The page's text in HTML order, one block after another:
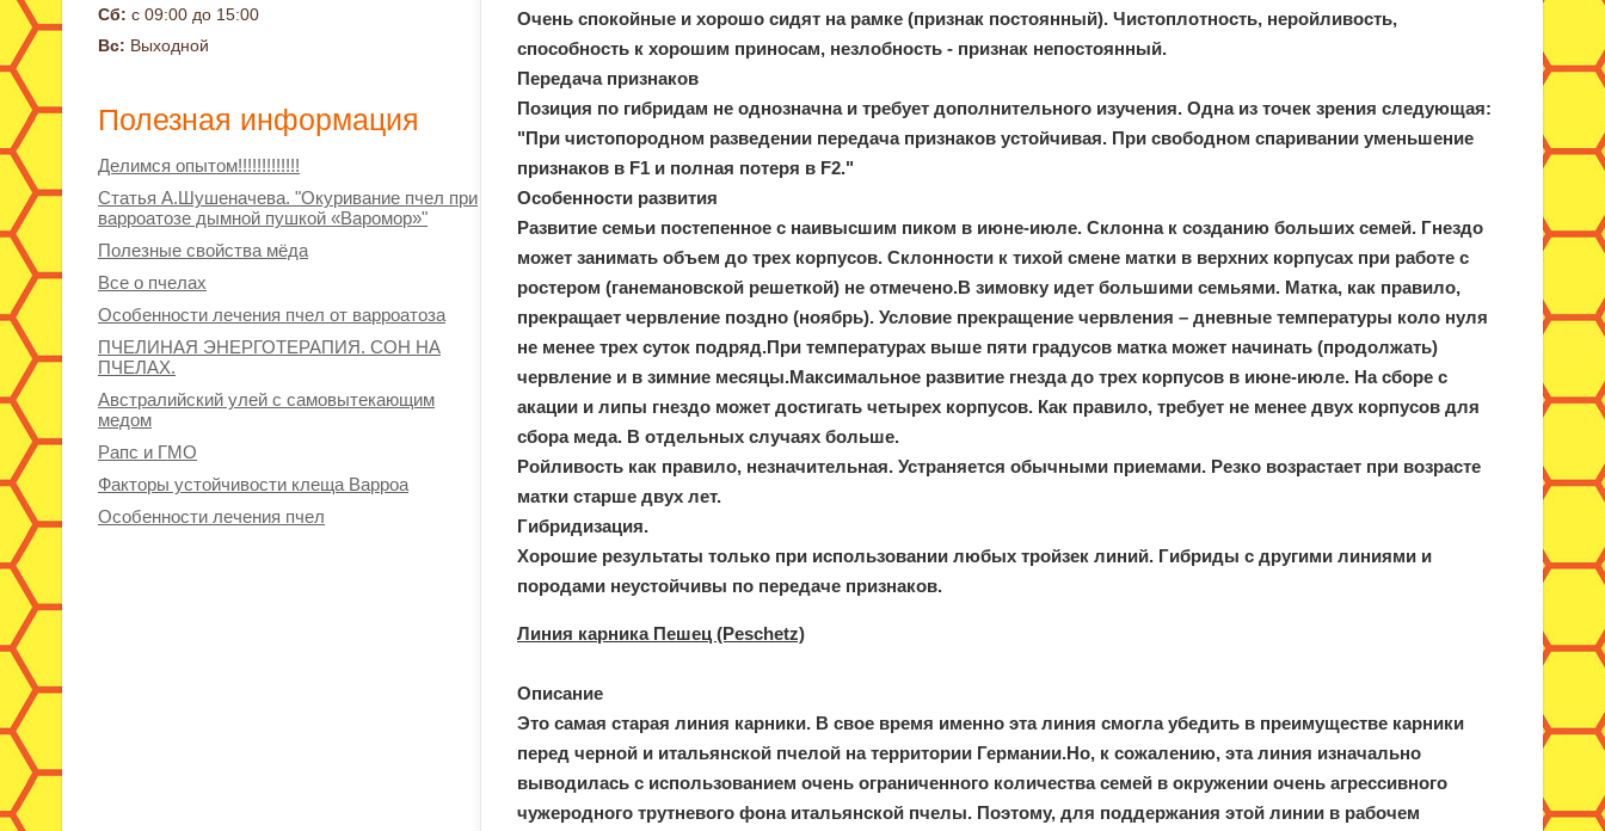
Очень спокойные и хорошо сидят на рамке (признак постоянный). Чистоплотность, неройливость,
способность к хорошим приносам, незлобность - признак непостоянный.
Передача признаков
Позиция по гибридам не однозначна и требует дополнительного изучения. Одна из точек зрения следующая:
"При чистопородном разведении передача признаков устойчивая. При свободном спаривании уменьшение
признаков в F1 и полная потеря в F2."
Особенности развития
Развитие семьи постепенное с наивысшим пиком в июне-июле. Склонна к созданию больших семей. Гнездо
может занимать объем до трех корпусов. Склонности к тихой смене матки в верхних корпусах при работе с
ростером (ганемановской решеткой) не отмечено.В зимовку идет большими семьями. Матка, как правило,
прекращает червление поздно (ноябрь). Условие прекращение червления – дневные температуры коло нуля
не менее трех суток подряд.При температурах выше пяти градусов матка может начинать (продолжать)
червление и в зимние месяцы.Максимальное развитие гнезда до трех корпусов в июне-июле. На сборе с
акации и липы гнездо может достигать четырех корпусов. Как правило, требует не менее двух корпусов для
сбора меда. В отдельных случаях больше.
Ройливость как правило, незначительная. Устраняется обычными приемами. Резко возрастает при возрасте
матки старше двух лет.
Гибридизация.
Хорошие результаты только при использовании любых тройзек линий. Гибриды с другими линиями и
породами неустойчивы по передаче признаков.
Линия карника Пешец (Peschetz)
Описание
Это самая старая линия карники. В свое время именно эта линия смогла убедить в преимуществе карники
перед черной и итальянской пчелой на территории Германии.Но, к сожалению, эта линия изначально
выводилась с использованием очень ограниченного количества семей в окружении очень агрессивного
чужеродного трутневого фона итальянской пчелы. Поэтому, для поддержания этой линии в рабочем
Сб: с 09:00 до 15:00
Вс: Выходной
Полезная информация
Делимся опытом!!!!!!!!!!!!!
Статья А.Шушеначева. "Окуривание пчел при
варроатозе дымной пушкой «Варомор»"
Полезные свойства мёда
Все о пчелах
Особенности лечения пчел от варроатоза
ПЧЕЛИНАЯ ЭНЕРГОТЕРАПИЯ. СОН НА
ПЧЕЛАХ.
Австралийский улей с самовытекающим
медом
Рапс и ГМО
Факторы устойчивости клеща Варроа
Особенности лечения пчел